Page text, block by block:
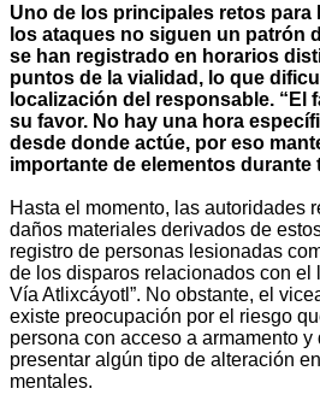
Uno de los principales retos para
los ataques no siguen un patrón
se han registrado en horarios
puntos de la vialidad, lo que
localización del responsable. “El
su favor. No hay una hora
desde donde actúe, por eso
importante de elementos durante
Hasta el momento, las autoridades
daños materiales derivados de
registro de personas lesionadas
de los disparos relacionados con el
Vía Atlixcáyotl”. No obstante, el
existe preocupación por el riesgo
persona con acceso a armamento
presentar algún tipo de alteración
mentales.